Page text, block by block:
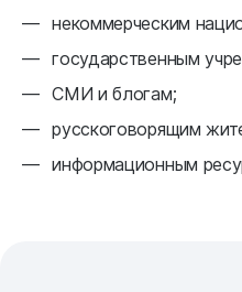
некоммерческим
государственным
СМИ и блогам;
русскоговорящим
информационным